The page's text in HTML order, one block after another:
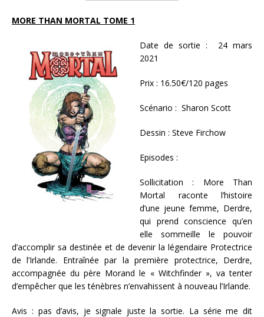
MORE THAN MORTAL TOME 1
Date de sortie : 24 mars
2021
Prix : 16.50€/120 pages
Scénario : Sharon Scott
Dessin : Steve Firchow
Episodes :
Sollicitation : More Than
Mortal raconte l’histoire
d’une jeune femme, Derdre,
qui prend conscience qu’en
elle sommeille le pouvoir
d’accomplir sa destinée et de devenir la légendaire Protectrice
de l’Irlande. Entraînée par la première protectrice, Derdre,
accompagnée du père Morand le « Witchfinder », va tenter
d’empêcher que les ténèbres n’envahissent à nouveau l’Irlande.
Avis : pas d’avis, je signale juste la sortie. La série me dit